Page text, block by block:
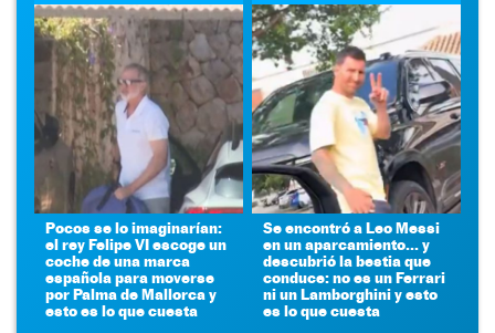
Pocos se lo imaginarían:
el rey Felipe VI escoge un
coche de una marca
española para moverse
por Palma de Mallorca y
esto es lo que cuesta
Se encontró a Leo Messi
en un aparcamiento... y
descubrió la bestia que
conduce: no es un Ferrari
ni un Lamborghini y esto
es lo que cuesta